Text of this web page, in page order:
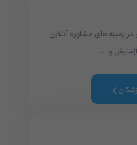
زمینه های مشاوره آنلاین
و …